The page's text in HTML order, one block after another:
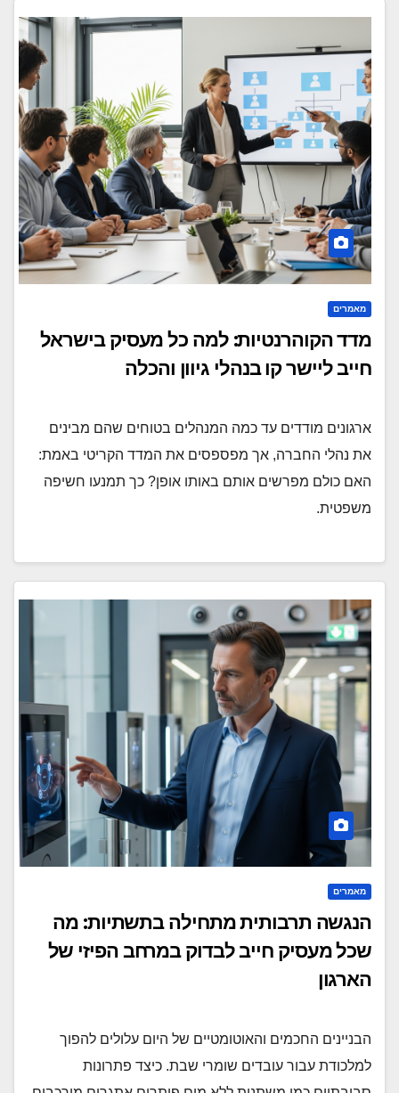
מאמרים
מדד הקוהרנטיות: למה כל מעסיק בישראל
חייב ליישר קו בנהלי גיוון והכלה
ארגונים מודדים עד כמה המנהלים בטוחים שהם מבינים
את נהלי החברה, אך מפספסים את המדד הקריטי באמת:
האם כולם מפרשים אותם באותו אופן? כך תמנעו חשיפה
משפטית.
מאמרים
הנגשה תרבותית מתחילה בתשתיות: מה
שכל מעסיק חייב לבדוק במרחב הפיזי של
הארגון
הבניינים החכמים והאוטומטיים של היום עלולים להפוך
למלכודת עבור עובדים שומרי שבת. כיצד פתרונות